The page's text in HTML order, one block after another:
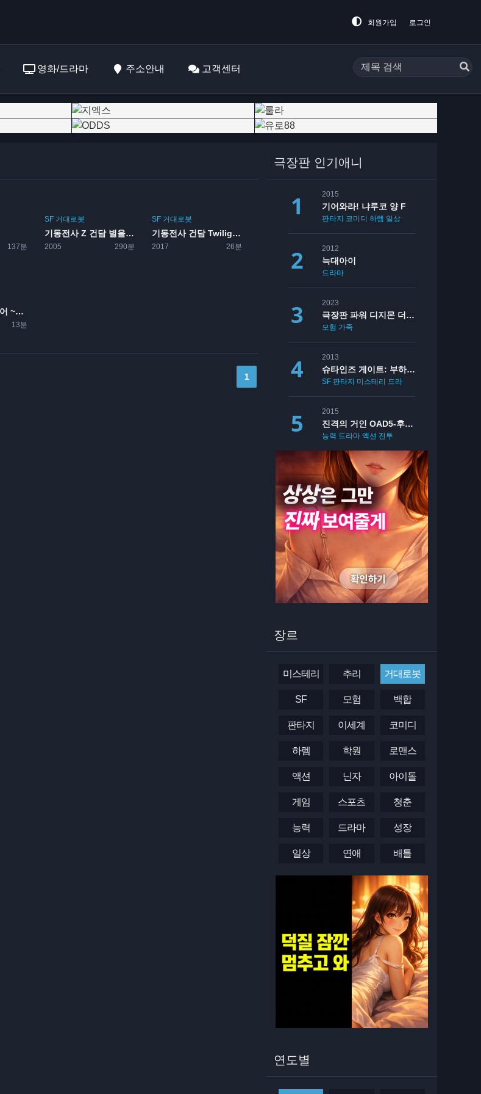
회원가입 로그인
영화/드라마 주소안내 고객센터
137분
SF 거대로봇
기동전사 Z 건담 별을 잇는 자
2005 290분
SF 거대로봇
기동전사 건담 Twilight AXIS 붉은 잔영
2017 26분
마크로스 프론티어 ~시간의 미궁~
13분
1
극장판 인기애니
2015
기어와라! 냐루코 양 F
판타지 코미디 하렘 일상
2012
늑대아이
드라마
2023
극장판 파워 디지몬 더 비기닝
모험 가족
2013
슈타인즈 게이트: 부하영역의 데자뷰
SF 판타지 미스테리 드라마
2015
진격의 거인 OAD5-후회없는 선택(후편)
능력 드라마 액션 전투
장르
미스테리 추리 거대로봇
SF 모험 백합
판타지 이세계 코미디
하렘 학원 로맨스
액션 닌자 아이돌
게임 스포츠 청춘
능력 드라마 성장
일상 연애 배틀
연도별